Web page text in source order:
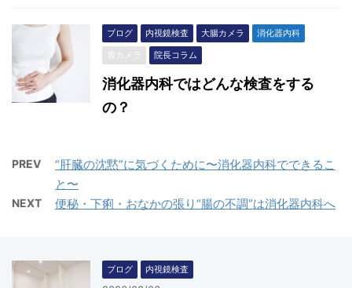
ブログ 内視鏡検査 大腸カメラ
消化器内科
胃カメラ
院長コラム
消化器内科ではどんな検査をする
の？
PREV
“肝臓の沈黙”に気づくために〜消化器内科でできるこ
と〜
NEXT 便秘・下痢・おなかの張り“腸の不調”は消化器内科へ
ブログ 内視鏡検査